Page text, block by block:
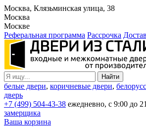
Москва, Клязьминская улица, 38
Москва
Москве
Реферальная программа Рассрочка
белые двери, коричневые двери,
дверь
+7 (499) 504-43-38 ежедневно, с 9:00 до
замерщика
Ваша корзина